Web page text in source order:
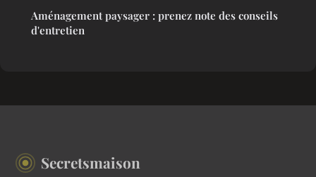
Aménagement paysager : prenez note des conseils
d'entretien
Secretsmaison